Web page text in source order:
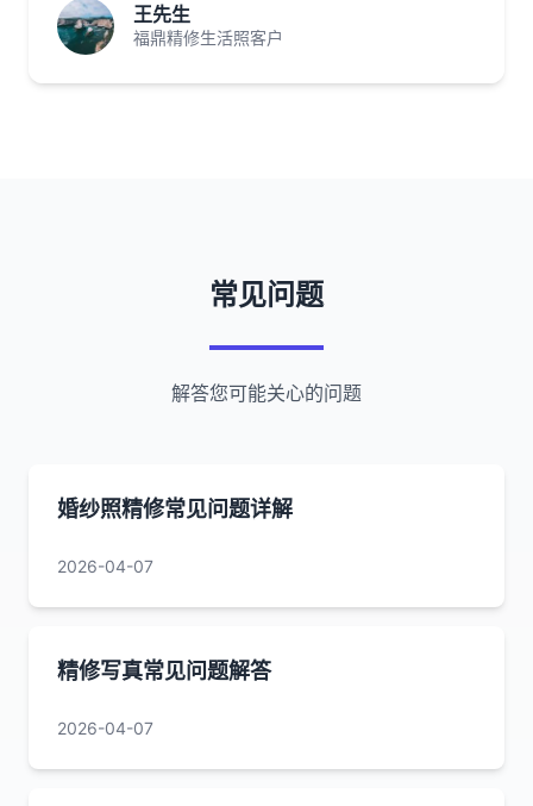
王先生
福鼎精修生活照客户
常见问题
解答您可能关心的问题
婚纱照精修常见问题详解
2026-04-07
精修写真常见问题解答
2026-04-07